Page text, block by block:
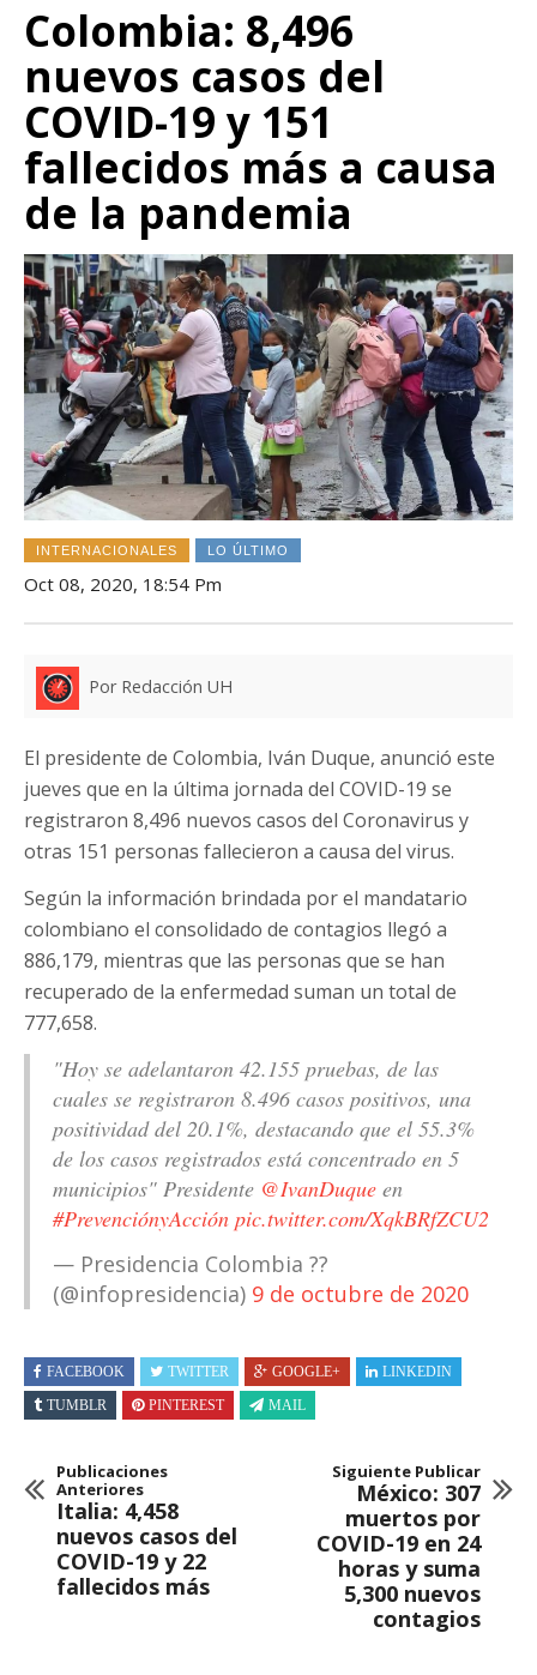
Colombia: 8,496
nuevos casos del
COVID-19 y 151
fallecidos más a causa
de la pandemia
INTERNACIONALES LO ÚLTIMO
Oct 08, 2020, 18:54 Pm
Por Redacción UH
El presidente de Colombia, Iván Duque, anunció este
jueves que en la última jornada del COVID-19 se
registraron 8,496 nuevos casos del Coronavirus y
otras 151 personas fallecieron a causa del virus.
Según la información brindada por el mandatario
colombiano el consolidado de contagios llegó a
886,179, mientras que las personas que se han
recuperado de la enfermedad suman un total de
777,658.
"Hoy se adelantaron 42.155 pruebas, de las
cuales se registraron 8.496 casos positivos, una
positividad del 20.1%, destacando que el 55.3%
de los casos registrados está concentrado en 5
municipios" Presidente @IvanDuque en
#PrevenciónyAcción pic.twitter.com/XqkBRfZCU2
— Presidencia Colombia ??
(@infopresidencia) 9 de octubre de 2020
FACEBOOK TWITTER GOOGLE+
LINKEDIN
TUMBLR
PINTEREST MAIL
Publicaciones
Anteriores
Italia: 4,458
nuevos casos del
COVID-19 y 22
fallecidos más
Siguiente Publicar
México: 307
muertos por
COVID-19 en 24
horas y suma
5,300 nuevos
contagios